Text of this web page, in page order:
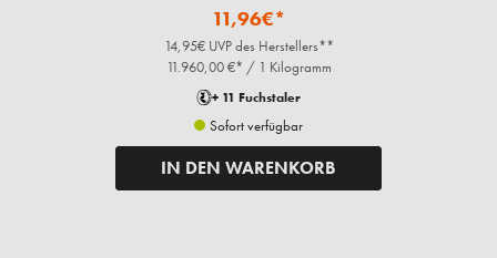
11,96€*
14,95€ UVP des Herstellers**
11.960,00 €* / 1 Kilogramm
+ 11 Fuchstaler
Sofort verfügbar
IN DEN WARENKORB